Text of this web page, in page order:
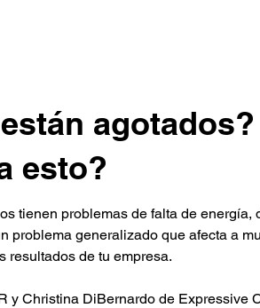
agotados?
esto?
tienen problemas de falta de energía,
problema generalizado que afecta a
resultados de tu empresa.
y Christina DiBernardo de Expressive